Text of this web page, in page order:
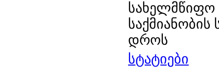
სახელმწიფო
დროს
სტატიები